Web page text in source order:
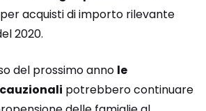
per acquisti di importo rilevante
2020.
del prossimo anno le
potrebbero continuare